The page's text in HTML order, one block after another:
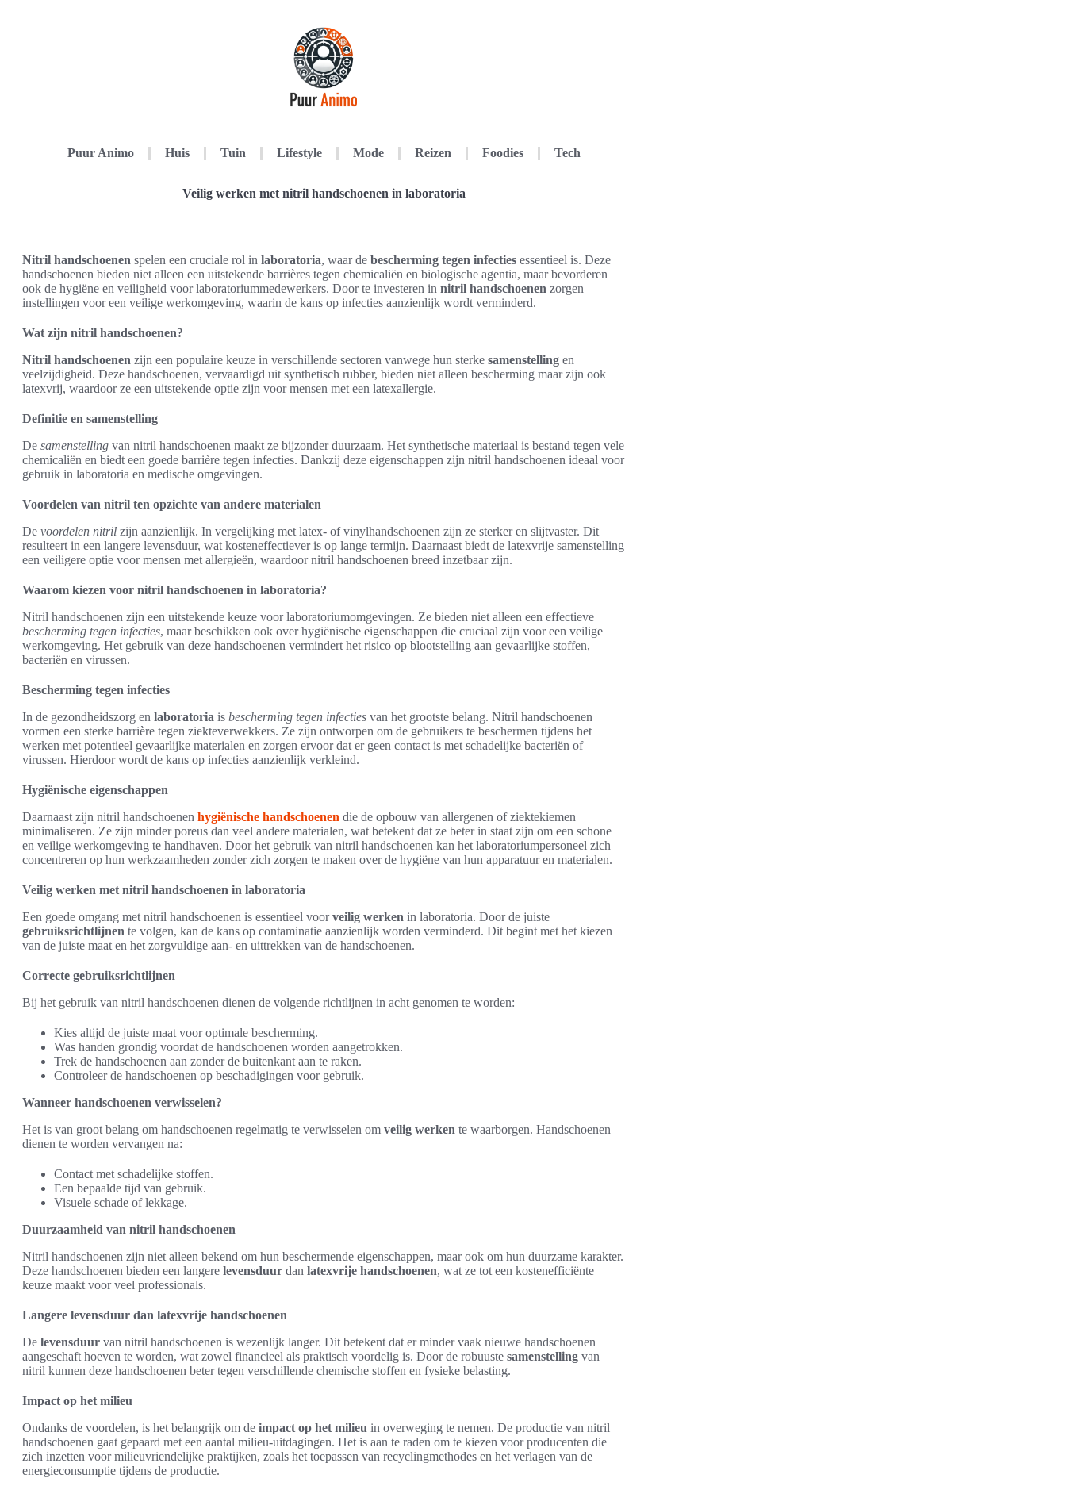
Puur Animo Huis Tuin Lifestyle Mode Reizen Foodies Tech
Veilig werken met nitril handschoenen in laboratoria
Nitril handschoenen spelen een cruciale rol in laboratoria, waar de bescherming tegen infecties essentieel is. Deze
handschoenen bieden niet alleen een uitstekende barrières tegen chemicaliën en biologische agentia, maar bevorderen
ook de hygiëne en veiligheid voor laboratoriummedewerkers. Door te investeren in nitril handschoenen zorgen
instellingen voor een veilige werkomgeving, waarin de kans op infecties aanzienlijk wordt verminderd.
Wat zijn nitril handschoenen?
Nitril handschoenen zijn een populaire keuze in verschillende sectoren vanwege hun sterke samenstelling en
veelzijdigheid. Deze handschoenen, vervaardigd uit synthetisch rubber, bieden niet alleen bescherming maar zijn ook
latexvrij, waardoor ze een uitstekende optie zijn voor mensen met een latexallergie.
Definitie en samenstelling
De samenstelling van nitril handschoenen maakt ze bijzonder duurzaam. Het synthetische materiaal is bestand tegen vele
chemicaliën en biedt een goede barrière tegen infecties. Dankzij deze eigenschappen zijn nitril handschoenen ideaal voor
gebruik in laboratoria en medische omgevingen.
Voordelen van nitril ten opzichte van andere materialen
De voordelen nitril zijn aanzienlijk. In vergelijking met latex- of vinylhandschoenen zijn ze sterker en slijtvaster. Dit
resulteert in een langere levensduur, wat kosteneffectiever is op lange termijn. Daarnaast biedt de latexvrije samenstelling
een veiligere optie voor mensen met allergieën, waardoor nitril handschoenen breed inzetbaar zijn.
Waarom kiezen voor nitril handschoenen in laboratoria?
Nitril handschoenen zijn een uitstekende keuze voor laboratoriumomgevingen. Ze bieden niet alleen een effectieve
bescherming tegen infecties, maar beschikken ook over hygiënische eigenschappen die cruciaal zijn voor een veilige
werkomgeving. Het gebruik van deze handschoenen vermindert het risico op blootstelling aan gevaarlijke stoffen,
bacteriën en virussen.
Bescherming tegen infecties
In de gezondheidszorg en laboratoria is bescherming tegen infecties van het grootste belang. Nitril handschoenen
vormen een sterke barrière tegen ziekteverwekkers. Ze zijn ontworpen om de gebruikers te beschermen tijdens het
werken met potentieel gevaarlijke materialen en zorgen ervoor dat er geen contact is met schadelijke bacteriën of
virussen. Hierdoor wordt de kans op infecties aanzienlijk verkleind.
Hygiënische eigenschappen
Daarnaast zijn nitril handschoenen hygiënische handschoenen die de opbouw van allergenen of ziektekiemen
minimaliseren. Ze zijn minder poreus dan veel andere materialen, wat betekent dat ze beter in staat zijn om een schone
en veilige werkomgeving te handhaven. Door het gebruik van nitril handschoenen kan het laboratoriumpersoneel zich
concentreren op hun werkzaamheden zonder zich zorgen te maken over de hygiëne van hun apparatuur en materialen.
Veilig werken met nitril handschoenen in laboratoria
Een goede omgang met nitril handschoenen is essentieel voorveilig werken in laboratoria. Door de juiste
gebruiksrichtlijnen te volgen, kan de kans op contaminatie aanzienlijk worden verminderd. Dit begint met het kiezen
van de juiste maat en het zorgvuldige aan- en uittrekken van de handschoenen.
Correcte gebruiksrichtlijnen
Bij het gebruik van nitril handschoenen dienen de volgende richtlijnen in acht genomen te worden:
Kies altijd de juiste maat voor optimale bescherming.
Was handen grondig voordat de handschoenen worden aangetrokken.
Trek de handschoenen aan zonder de buitenkant aan te raken.
Controleer de handschoenen op beschadigingen voor gebruik.
Wanneer handschoenen verwisselen?
Het is van groot belang om handschoenen regelmatig te verwisselen om veilig werken te waarborgen. Handschoenen
dienen te worden vervangen na:
Contact met schadelijke stoffen.
Een bepaalde tijd van gebruik.
Visuele schade of lekkage.
Duurzaamheid van nitril handschoenen
Nitril handschoenen zijn niet alleen bekend om hun beschermende eigenschappen, maar ook om hun duurzame karakter.
Deze handschoenen bieden een langere levensduur dan latexvrije handschoenen, wat ze tot een kostenefficiënte
keuze maakt voor veel professionals.
Langere levensduur dan latexvrije handschoenen
De levensduur van nitril handschoenen is wezenlijk langer. Dit betekent dat er minder vaak nieuwe handschoenen
aangeschaft hoeven te worden, wat zowel financieel als praktisch voordelig is. Door de robuuste samenstelling van
nitril kunnen deze handschoenen beter tegen verschillende chemische stoffen en fysieke belasting.
Impact op het milieu
Ondanks de voordelen, is het belangrijk om de impact op het milieu in overweging te nemen. De productie van nitril
handschoenen gaat gepaard met een aantal milieu-uitdagingen. Het is aan te raden om te kiezen voor producenten die
zich inzetten voor milieuvriendelijke praktijken, zoals het toepassen van recyclingmethodes en het verlagen van de
energieconsumptie tijdens de productie.